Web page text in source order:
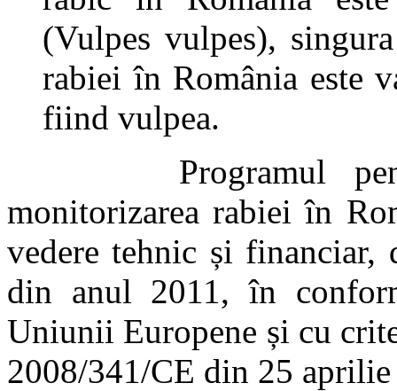
(Vulpes vulpes),
rabiei în România este
fiind vulpea.
Programul pentru
monitorizarea rabiei în
vedere tehnic și financiar,
din anul 2011, în
Uniunii Europene și cu
2008/341/CE din 25